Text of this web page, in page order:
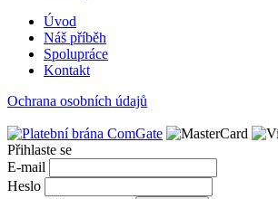
Úvod
Náš příběh
Spolupráce
Kontakt
Ochrana osobních údajů
Přihlaste se
E-mail
Heslo